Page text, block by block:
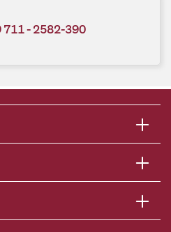
711 - 2582-390